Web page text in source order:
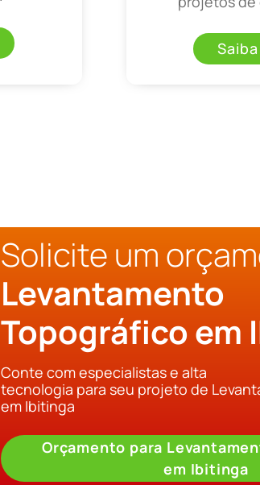
Solicite um
Levantamento
Topográfico em
Conte com especialistas e alta
tecnologia para seu projeto de
em Ibitinga
Orçamento para
em Ibitinga